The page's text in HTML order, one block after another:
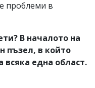
проблеми в
В началото на
пъзел, в който
една област.